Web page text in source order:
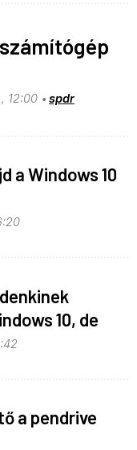
12:00 spdr
a Windows 10
10, de
a pendrive